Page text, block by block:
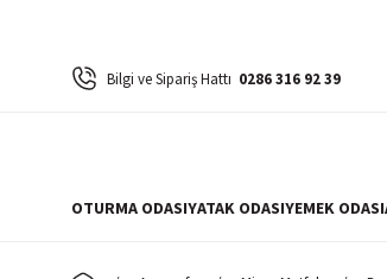
Bilgi ve Sipariş Hattı 0286 316 92 39
OTURMA ODASIYATAK ODASIYEMEK ODASI